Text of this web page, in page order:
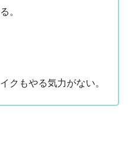
。
クもやる気力がない。